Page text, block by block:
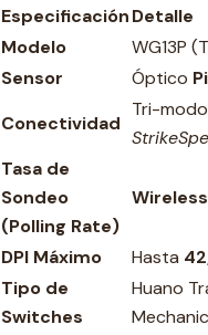
EspecificaciónDetalle
Modelo
WG13P
Sensor
Óptico
Conectividad
Tri-
Tasa de
Sondeo
(Polling Rate)
DPI Máximo Hasta
Tipo de
Switches
Huano